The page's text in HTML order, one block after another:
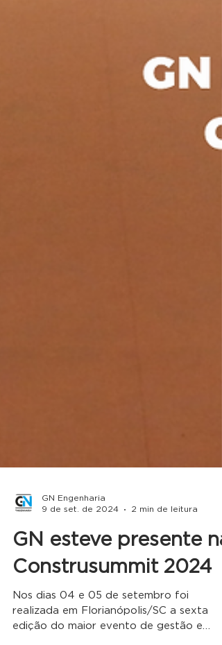
GN Engenharia
9 de set. de 2024
2 min de leitura
GN esteve presente na
Construsummit 2024
Nos dias 04 e 05 de setembro foi